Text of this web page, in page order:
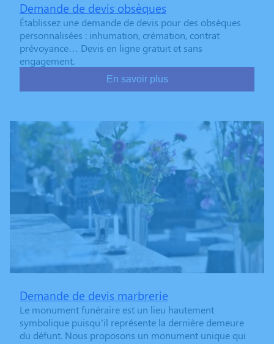
Demande de devis obsèques
Établissez une demande de devis pour des obsèques
personnalisées : inhumation, crémation, contrat
prévoyance… Devis en ligne gratuit et sans
engagement.
En savoir plus
Demande de devis marbrerie
Le monument funéraire est un lieu hautement
symbolique puisqu’il représente la dernière demeure
du défunt. Nous proposons un monument unique qui